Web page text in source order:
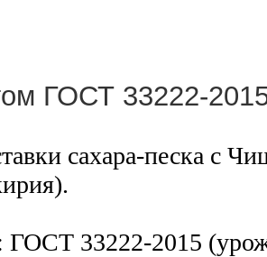
ГОСТ 33222-
сахара-песка с
ГОСТ 33222-2015